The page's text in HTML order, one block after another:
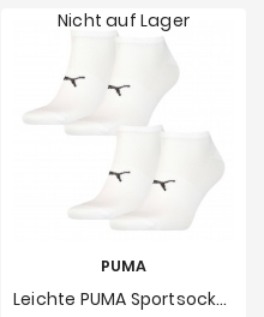
PUMA
Leichte PUMA Sportsocken 2er Pack - Weiß
Nicht auf Lager